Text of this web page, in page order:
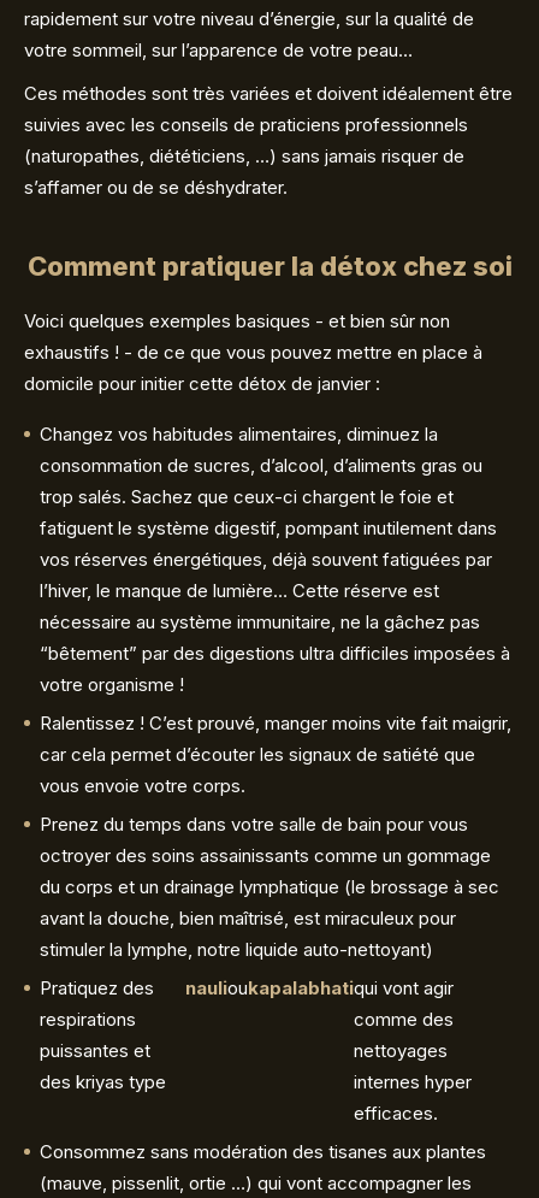
rapidement sur votre niveau d’énergie, sur la qualité de
votre sommeil, sur l’apparence de votre peau…
Ces méthodes sont très variées et doivent idéalement être
suivies avec les conseils de praticiens professionnels
(naturopathes, diététiciens, …) sans jamais risquer de
s’affamer ou de se déshydrater.
Comment pratiquer la détox chez soi
Voici quelques exemples basiques - et bien sûr non
exhaustifs ! - de ce que vous pouvez mettre en place à
domicile pour initier cette détox de janvier :
Changez vos habitudes alimentaires, diminuez la
consommation de sucres, d’alcool, d’aliments gras ou
trop salés. Sachez que ceux-ci chargent le foie et
fatiguent le système digestif, pompant inutilement dans
vos réserves énergétiques, déjà souvent fatiguées par
l’hiver, le manque de lumière… Cette réserve est
nécessaire au système immunitaire, ne la gâchez pas
“bêtement” par des digestions ultra difficiles imposées à
votre organisme !
Ralentissez ! C’est prouvé, manger moins vite fait maigrir,
car cela permet d’écouter les signaux de satiété que
vous envoie votre corps.
Prenez du temps dans votre salle de bain pour vous
octroyer des soins assainissants comme un gommage
du corps et un drainage lymphatique (le brossage à sec
avant la douche, bien maîtrisé, est miraculeux pour
stimuler la lymphe, notre liquide auto-nettoyant)
Pratiquez des
respirations
puissantes et
des kriyas type
naulioukapalabhatiqui vont agir
comme des
nettoyages
internes hyper
efficaces.
Consommez sans modération des tisanes aux plantes
(mauve, pissenlit, ortie …) qui vont accompagner les